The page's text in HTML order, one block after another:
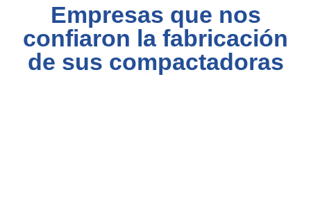
Empresas que nos
confiaron la fabricación
de sus compactadoras